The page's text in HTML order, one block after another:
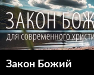
Закон Божий